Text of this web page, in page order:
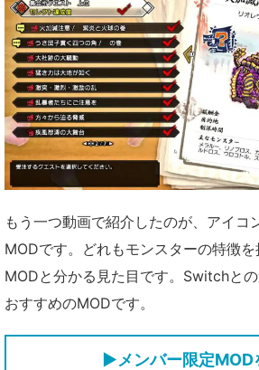
もう一つ動画で紹介したのが、アイコ
MODです。どれもモンスターの特徴
MODと分かる見た目です。Switchと
おすすめのMODです。
▶メンバー限定MOD